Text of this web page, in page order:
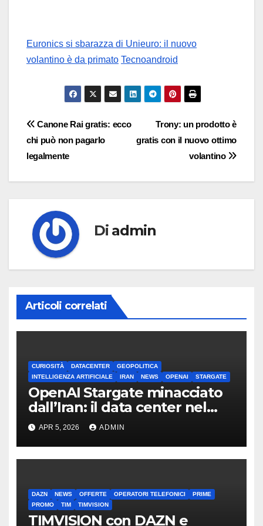
Euronics si sbarazza di Unieuro: il nuovo
volantino è da primato Tecnoandroid
Navigazione
articoli
Trony: un prodotto è
gratis con il nuovo ottimo
volantino
Canone Rai gratis: ecco
chi può non pagarlo
legalmente
Di admin
Articoli correlati
CURIOSITÀ DATACENTER
GEOPOLITICA
INTELLIGENZA ARTIFICIALE
IRAN NEWS OPENAI STARGATE
OpenAI Stargate minacciato
dall’Iran: il data center nel
mirino
APR 5, 2026 ADMIN
DAZN NEWS OFFERTE OPERATORI TELEFONICI
PRIME
PROMO
TIM TIMVISION
TIMVISION con DAZN e